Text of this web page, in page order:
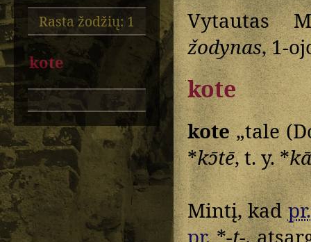
Rasta žodžių: 1
kote
Vytautas
žodynas, 1-
kote
kote„tale
*kɔ̄tē, t. y. *
Mintį, kadpr.
pr.*-t-,